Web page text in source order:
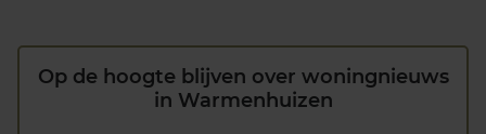
Op de hoogte blijven over woningnieuws
in Warmenhuizen